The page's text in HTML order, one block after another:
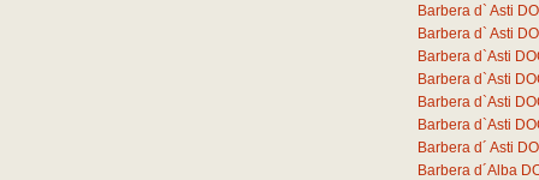
Barbera d` Asti
Barbera d` Asti
Barbera d`Asti
Barbera d`Asti
Barbera d`Asti
Barbera d`Asti
Barbera d´ Asti
Barbera d´Alba